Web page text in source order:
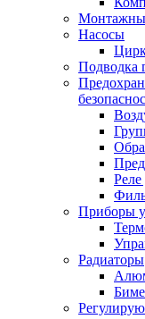
Насосы
Подводка
Реле
Приборы
Радиаторы